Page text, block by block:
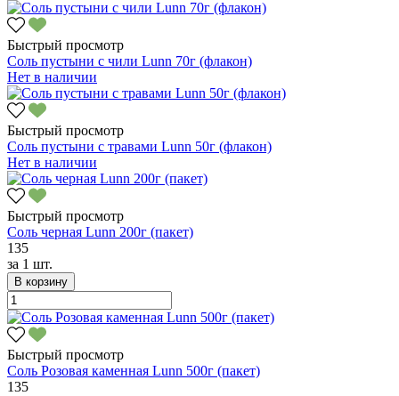
Быстрый просмотр
Соль пустыни с чили Lunn 70г (флакон)
Нет в наличии
Быстрый просмотр
Соль пустыни с травами Lunn 50г (флакон)
Нет в наличии
Быстрый просмотр
Соль черная Lunn 200г (пакет)
135
за 1 шт.
В корзину
Быстрый просмотр
Соль Розовая каменная Lunn 500г (пакет)
135